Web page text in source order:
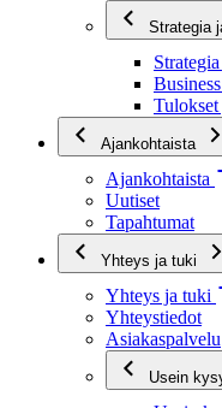
Strategia
Ajankohtaista
Ajankohtaista
Uutiset
Tapahtumat
Yhteys ja tuki
Yhteys ja tuki
Yhteystiedot
Asiakaspalvelu
Usein